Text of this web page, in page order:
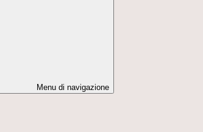
Menu di navigazione